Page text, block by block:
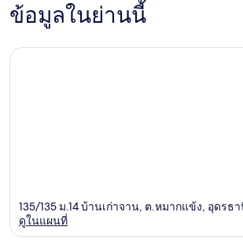
ข้อมูลในย่านนี้
135/135 ม.14 บ้านเก่าจาน, ต.หมากแข้ง, อุดรธ
ดูในแผนที่